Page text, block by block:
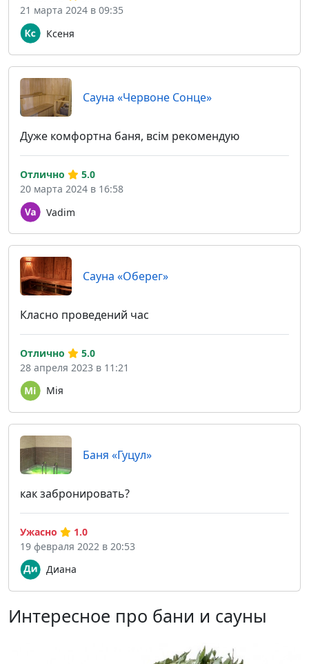
Ксеня
21 марта 2024 в 09:35
Сауна «Червоне Сонце»
Дуже комфортна баня, всім рекомендую
Vadim
Отлично
5.0
20 марта 2024 в 16:58
Сауна «Оберег»
Класно проведений час
Мія
Отлично
5.0
28 апреля 2023 в 11:21
Баня «Гуцул»
как забронировать?
Диана
Ужасно
1.0
19 февраля 2022 в 20:53
Интересное про бани и сауны